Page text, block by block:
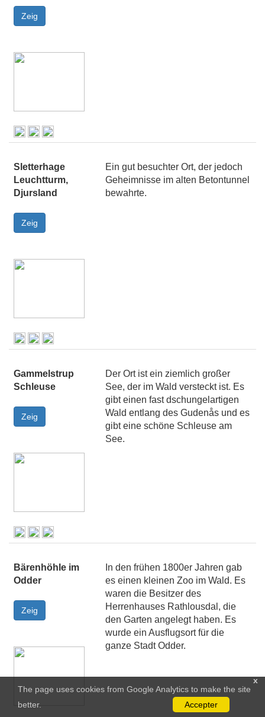
Sletterhage
Leuchtturm,
Djursland
Ein gut besuchter Ort, der jedoch
Geheimnisse im alten Betontunnel
bewahrte.
Gammelstrup
Schleuse
Der Ort ist ein ziemlich großer
See, der im Wald versteckt ist. Es
gibt einen fast dschungelartigen
Wald entlang des Gudenås und es
gibt eine schöne Schleuse am
See.
Bärenhöhle im
Odder
In den frühen 1800er Jahren gab
es einen kleinen Zoo im Wald. Es
waren die Besitzer des
Herrenhauses Rathlousdal, die
den Garten angelegt haben. Es
wurde ein Ausflugsort für die
ganze Stadt Odder.
x
The page uses cookies from Google Analytics to make the site
better.
Accepter